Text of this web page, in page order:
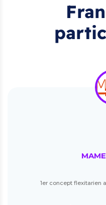
1er concept flexitarien